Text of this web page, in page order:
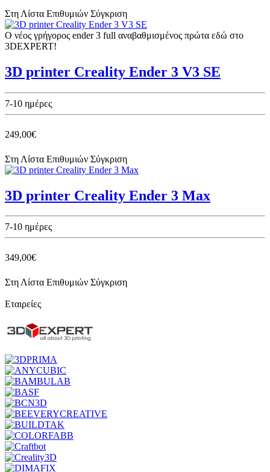
Στη Λίστα Επιθυμιών Σύγκριση
Ο νέος γρήγορος ender 3 full αναβαθμισμένος πρώτα εδώ στο
3DEXPERT!
3D printer Creality Ender 3 V3 SE
7-10 ημέρες
249,00€
Στη Λίστα Επιθυμιών Σύγκριση
3D printer Creality Ender 3 Max
7-10 ημέρες
349,00€
Στη Λίστα Επιθυμιών Σύγκριση
Εταιρείες